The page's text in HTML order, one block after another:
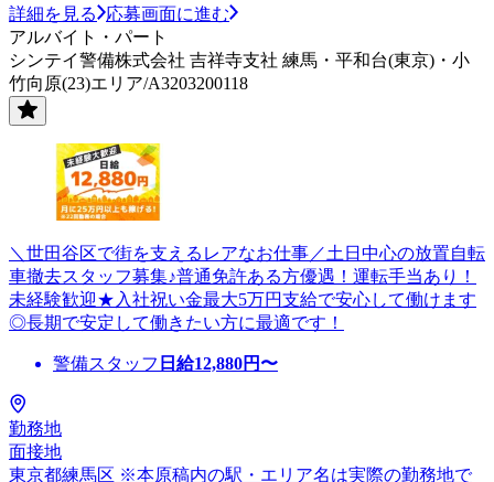
詳細を見る
応募画面に進む
アルバイト・パート
シンテイ警備株式会社 吉祥寺支社 練馬・平和台(東京)・小
竹向原(23)エリア/A3203200118
＼世田谷区で街を支えるレアなお仕事／土日中心の放置自転
車撤去スタッフ募集♪普通免許ある方優遇！運転手当あり！
未経験歓迎★入社祝い金最大5万円支給で安心して働けます
◎長期で安定して働きたい方に最適です！
警備スタッフ 日給12,880円〜
勤務地
面接地
東京都練馬区 ※本原稿内の駅・エリア名は実際の勤務地で